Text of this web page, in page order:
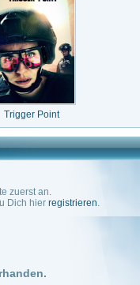
Trigger Point
zuerst an.
Dich hier registrieren.